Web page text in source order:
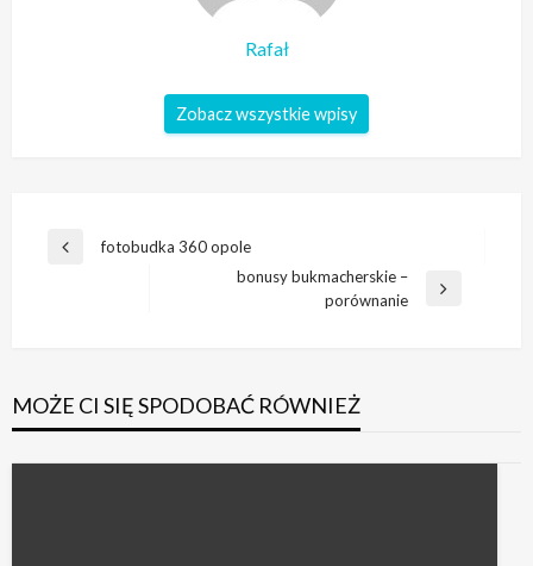
Rafał
Zobacz wszystkie wpisy
Nawigacja
Poprzedni
fotobudka 360 opole
bonusy bukmacherskie –
porównanie
MOŻE CI SIĘ SPODOBAĆ RÓWNIEŻ